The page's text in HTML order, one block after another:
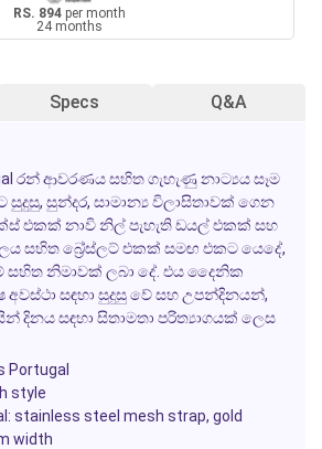
RS. 894 per month
24 months
Specs Q&A
රන් ආවරණය සහිත ගැහැණු නාට්‍යය සෑම
සුන්දර, සාමාන්‍ය විලාසිතාවක් ගෙන
එකක් නාවි නිල් පැහැති ඩයල් එකක් සහ
සහිත බ්‍රේස්ලට් එකක් සමඟ එකට යෙදේ,
සහිත නිමාවක් ලබා දේ. එය දෛනික
අවස්ථා සඳහා සුදුසු වේ සහ උපන්දිනයන්,
දිනය සඳහා සිතාමතා පරිත්‍යාගයක් ලෙස
Portugal
style
stainless steel mesh strap, gold
width